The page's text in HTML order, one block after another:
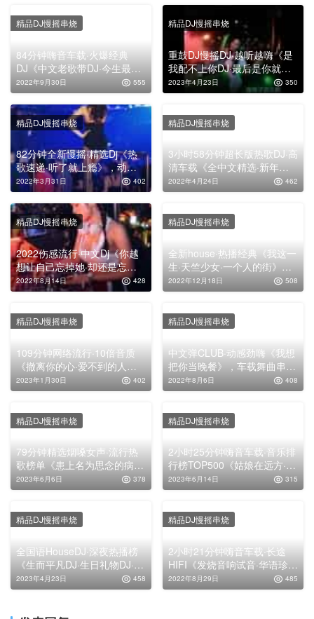
84分钟嗨音车载·火爆经典
DJ《中文老歌带DJ·今生最爱
的女孩》，弹跳电音嗨曲大碟
2022年9月30日 555
精品DJ慢摇串烧
重鼓DJ慢摇DJ·越听越嗨《是
我配不上你DJ·最后是你就好
DJ·生日礼物DJ·曲中人DJ》，
高清越南鼓舞曲靓碟
2023年4月23日 350
精品DJ慢摇串烧
82分钟全新慢摇·精选Dj《热
歌速递·听了就上瘾》，动感
车载舞曲嗨碟！
2022年3月31日 402
精品DJ慢摇串烧
3小时58分钟超长版热歌DJ·高
清车载《全中文精选·新年特
辑72首》，祝你发财祝你好运
常在！
2022年4月24日 462
精品DJ慢摇串烧
2022伤感流行·中文Dj《你越
想让自己忘掉她·却还是忘不
了》，车载舞曲串烧大碟
2022年8月14日 428
精品DJ慢摇串烧
全新house·热播经典《我这一
生·天竺少女·一个人的街》，
车载舞曲旋律嗨碟
2022年12月18日 508
精品DJ慢摇串烧
109分钟网络流行·10倍音质
《撤离你的心·爱不到的人够
不着的心·收购美好》，慢歌
连版车载靓碟
2023年1月30日 402
精品DJ慢摇串烧
中文弹CLUB·动感劲嗨《我想
把你当晚餐》，车载舞曲串烧
大碟！
2022年8月6日 408
精品DJ慢摇串烧
79分钟精选烟嗓女声·流行热
歌榜单《患上名为思念的病·
那时候的我·不二选择·小小的
草·我怎么活成这个样子》，
2023年6月6日 378
精品DJ慢摇串烧
2小时25分钟嗨音车载·音乐排
行榜TOP500《姑娘在远方·可
能·我记得·需要人陪·人生的道
场·桃花诺》，慢歌连版高清
2023年6月14日 315
精品DJ慢摇串烧
全国语HouseDJ·深夜热播榜
《生而平凡DJ·生日礼物DJ·骗
子DJ·爱是你是一个错DJ·前度
DJ》，车载舞曲串烧大碟
2023年4月23日 458
精品DJ慢摇串烧
2小时21分钟嗨音车载·长途
HIFI《发烧音响试音·华语珍
藏》，高清CD串烧靓碟
2022年8月29日 485
精品DJ慢摇串烧